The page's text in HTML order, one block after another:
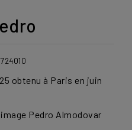
obtenu à Paris en juin
Pedro Almodovar